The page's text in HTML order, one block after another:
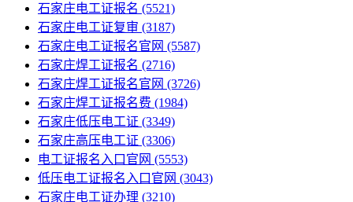
石家庄电工证报名 (5521)
石家庄电工证复审 (3187)
石家庄电工证报名官网 (5587)
石家庄焊工证报名 (2716)
石家庄焊工证报名官网 (3726)
石家庄焊工证报名费 (1984)
石家庄低压电工证 (3349)
石家庄高压电工证 (3306)
电工证报名入口官网 (5553)
低压电工证报名入口官网 (3043)
石家庄电工证办理 (3210)